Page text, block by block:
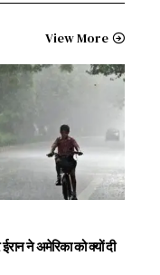
View More
ने अमेरिका को क्यों दी